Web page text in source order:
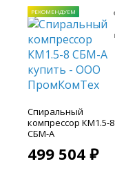
РЕКОМЕНДУЕМ
Спиральный
компрессор КМ1.5-8
СБМ-А
499 504 ₽